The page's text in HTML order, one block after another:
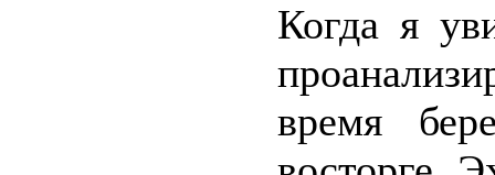
Когда я
время